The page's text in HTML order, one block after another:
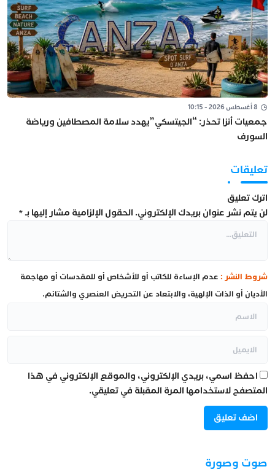
8 أغسطس 2026 - 10:15
جمعيات أنزا تحذر: “الجيتسكي”يهدد سلامة المصطافين ورياضة
السورف
تعليقات
اترك تعليق
لن يتم نشر عنوان بريدك الإلكتروني. الحقول الإلزامية مشار إليها بـ*
شروط النشر : عدم الإساءة للكاتب أو للأشخاص أو للمقدسات أو مهاجمة
الأديان أو الذات الإلهية، والابتعاد عن التحريض العنصري والشتائم.
احفظ اسمي، بريدي الإلكتروني، والموقع الإلكتروني في هذا
المتصفح لاستخدامها المرة المقبلة في تعليقي.
صوت وصورة